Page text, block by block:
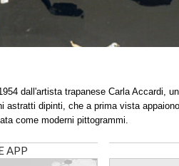
dall'artista trapanese Carla Accardi,
astratti dipinti, che a prima vista
come moderni pittogrammi.
APP